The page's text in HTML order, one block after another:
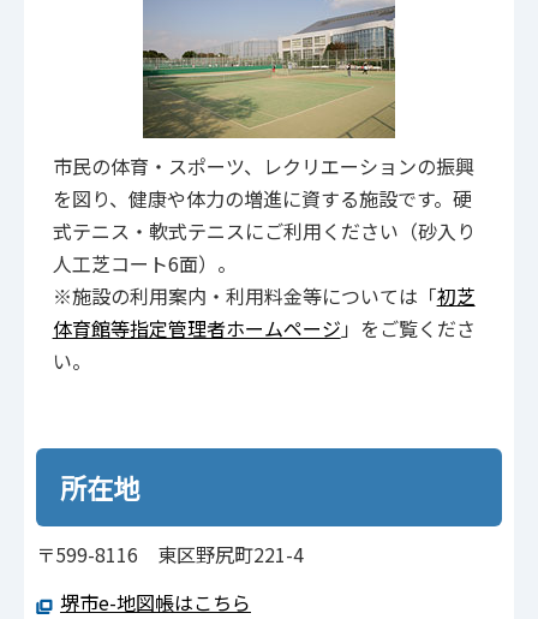
市民の体育・スポーツ、レクリエーションの振興
を図り、健康や体力の増進に資する施設です。硬
式テニス・軟式テニスにご利用ください（砂入り
人工芝コート6面）。
※施設の利用案内・利用料金等については「初芝
体育館等指定管理者ホームページ 」をご覧くださ
い。
所在地
〒599-8116 東区野尻町221-4
堺市e-地図帳はこちら